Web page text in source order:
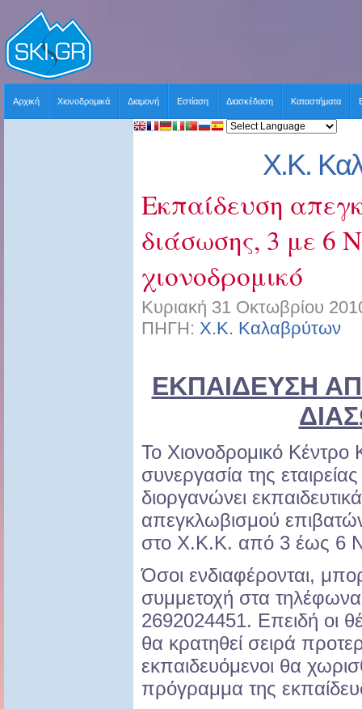
Αρχική Χιονοδρομικά Διαμονή Εστίαση Διασκέδαση Καταστήματα
Χ.Κ.
Εκπαίδευση
διάσωσης, 3 με 6
χιονοδρομικό
Κυριακή 31 Οκτωβρίου
ΠΗΓΗ: Χ.Κ. Καλαβρύτων
ΕΚΠΑΙΔΕΥΣΗ
Το Χιονοδρομικό
συνεργασία της
διοργανώνει
απεγκλωβισμού
στο Χ.Κ.Κ. από 3 έως 6
Όσοι ενδιαφέρονται,
συμμετοχή στα
2692024451. Επειδή οι
θα κρατηθεί σειρά
εκπαιδευόμενοι θα
πρόγραμμα της